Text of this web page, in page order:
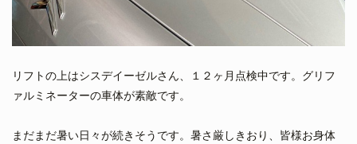
リフトの上はシスデイーゼルさん、１２ヶ月点検中です。グリフ
ァルミネーターの車体が素敵です。
まだまだ暑い日々が続きそうです。暑さ厳しきおり、皆様お身体